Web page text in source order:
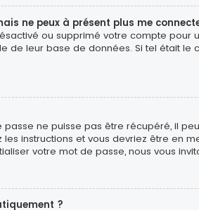
ne peux à présent plus me
ou supprimé votre compte
de leur base de données. Si tel était
ne puisse pas être récupéré, il
les instructions et vous devriez être en
votre mot de passe, nous vous
?